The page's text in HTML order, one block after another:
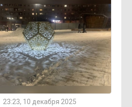
23:23, 10 декабря 2025